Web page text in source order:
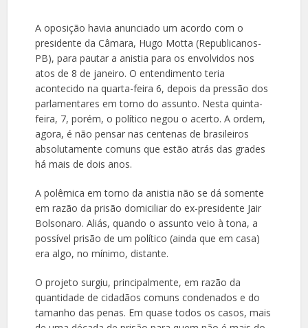
A oposição havia anunciado um acordo com o
presidente da Câmara, Hugo Motta (Republicanos-
PB), para pautar a anistia para os envolvidos nos
atos de 8 de janeiro. O entendimento teria
acontecido na quarta-feira 6, depois da pressão dos
parlamentares em torno do assunto. Nesta quinta-
feira, 7, porém, o político negou o acerto. A ordem,
agora, é não pensar nas centenas de brasileiros
absolutamente comuns que estão atrás das grades
há mais de dois anos.
A polêmica em torno da anistia não se dá somente
em razão da prisão domiciliar do ex-presidente Jair
Bolsonaro. Aliás, quando o assunto veio à tona, a
possível prisão de um político (ainda que em casa)
era algo, no mínimo, distante.
O projeto surgiu, principalmente, em razão da
quantidade de cidadãos comuns condenados e do
tamanho das penas. Em quase todos os casos, mais